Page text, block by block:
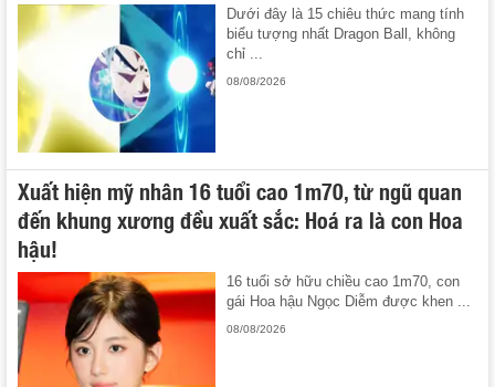
Dưới đây là 15 chiêu thức mang tính
biểu tượng nhất Dragon Ball, không
chỉ ...
08/08/2026
Xuất hiện mỹ nhân 16 tuổi cao 1m70, từ ngũ quan
đến khung xương đều xuất sắc: Hoá ra là con Hoa
hậu!
16 tuổi sở hữu chiều cao 1m70, con
gái Hoa hậu Ngọc Diễm được khen ...
08/08/2026